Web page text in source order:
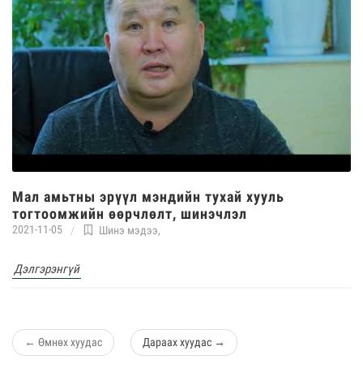
Мал амьтны эрүүл мэндийн тухай хууль
тогтоомжийн өөрчлөлт, шинэчлэл
2021-11-05 Шинэ мэдээ,
Дэлгэрэнгүй
← Өмнөх хуудас Дараах хуудас →